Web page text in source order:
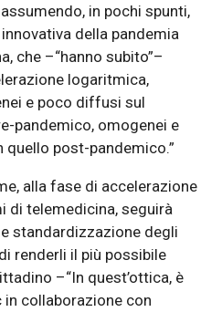
in pochi spunti,
della pandemia
che –“hanno subito”–
logaritmica,
e poco diffusi sul
pandemico, omogenei e
post-pandemico.”
alla fase di accelerazione
di telemedicina, seguirà
standardizzazione degli
renderli il più possibile
–“In quest’ottica, è
collaborazione con